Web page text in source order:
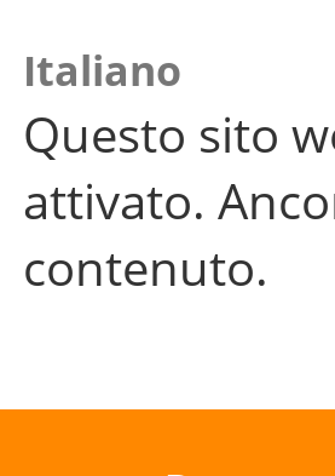
Italiano
Questo sito
attivato.
contenuto.